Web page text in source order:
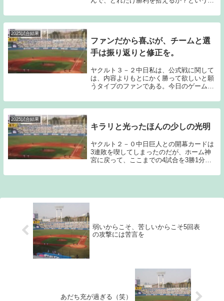
込んだのだから確実に勝たなければならな
い。」と感じるゲームはほとんどなかった
2025試合結果
ファンだから喜ぶが、チームと選
手は振り返りと修正を。
ヤクルト３－２中日私は、公式戦に関して
は、内容よりもとにかく勝って欲しいと願
うタイプのファンである。今日のゲームに
ファンとして喜ばしい気持ちを持っている
のだが、野球としては、「下手な野球だっ
2025試合結果
キラリと光ったほんの少しの光明
ヤクルト２－０中日巨人との開幕カードは
3連敗を喫してしまったのだが、ホーム神
宮に戻って、ここまでの4試合を3勝1分け
かし決してチーム状況は良いようには感じ
弱いからこそ、苦しいからこそ5回表
の攻撃には苦言を
あだち充が過ぎる（笑）